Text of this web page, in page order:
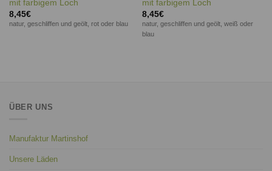
mit farbigem Loch
8,45€
natur, geschliffen und geölt, rot oder blau
mit farbigem Loch
8,45€
natur, geschliffen und geölt, weiß oder
blau
ÜBER UNS
Manufaktur Martinshof
Unsere Läden